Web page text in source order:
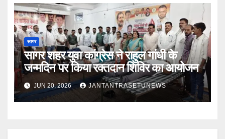
सागर
सागर शहर युवा कांग्रेस ने राहुल गांधी के
जन्मदिन पर किया रक्तदान शिविर का आयोजन
JUN 20, 2026 JANTANTRASETUNEWS